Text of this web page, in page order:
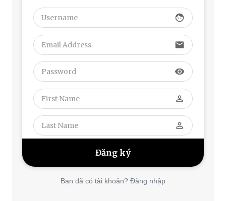
face
email
visibility
perm_identity
perm_identity
Bạn đã có tài khoản? Đăng nhập